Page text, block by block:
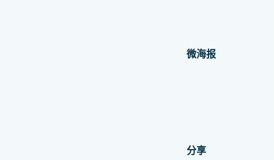
微海报
分享